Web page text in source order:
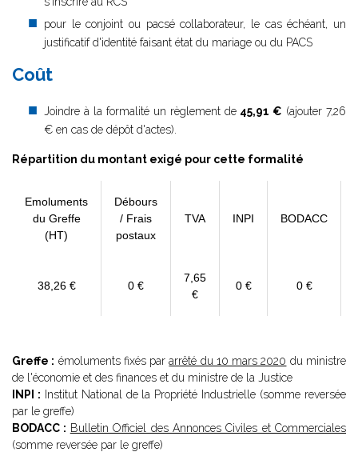
pour le conjoint ou pacsé collaborateur, le cas échéant, un
justificatif d'identité faisant état du mariage ou du PACS
Coût
Joindre à la formalité un règlement de 45,91 € (ajouter 7,26
€ en cas de dépôt d'actes).
Répartition du montant exigé pour cette formalité
Emoluments
du Greffe
(HT)
Débours
/ Frais
postaux
TVA INPI BODACC
38,26 € 0 €
7,65
€
0 € 0 €
Greffe : émoluments fixés pararrêté du 10 mars 2020 du ministre
de l'économie et des finances et du ministre de la Justice
INPI : Institut National de la Propriété Industrielle (somme reversée
par le greffe)
BODACC : Bulletin Officiel des Annonces Civiles et Commerciales
(somme reversée par le greffe)